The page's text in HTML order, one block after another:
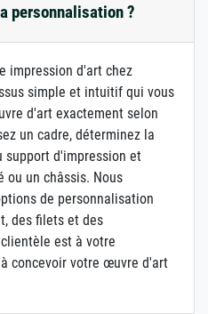
personnalisation ?
impression d'art chez
simple et intuitif qui vous
d'art exactement selon
un cadre, déterminez la
support d'impression et
ou un châssis. Nous
de personnalisation
des filets et des
est à votre
concevoir votre œuvre d'art